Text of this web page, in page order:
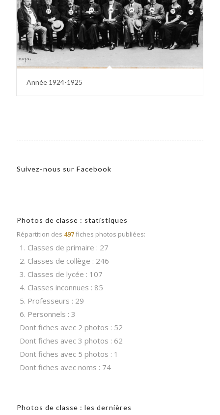
Année 1924-1925
Suivez-nous sur Facebook
Photos de classe : statistiques
Répartition des 497fiches photos publiées:
1. Classes de primaire : 27
2. Classes de collège : 246
3. Classes de lycée : 107
4. Classes inconnues : 85
5. Professeurs : 29
6. Personnels : 3
Dont fiches avec 2 photos : 52
Dont fiches avec 3 photos : 62
Dont fiches avec 5 photos : 1
Dont fiches avec noms : 74
Photos de classe : les dernières